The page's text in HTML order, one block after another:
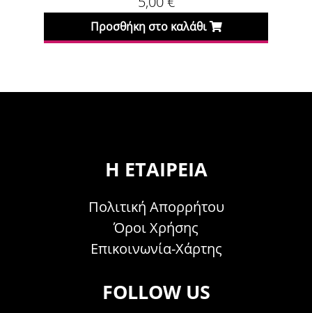
Προσθήκη στο καλάθι
Η ΕΤΑΙΡΕΊΑ
Πολιτική Απορρήτου
Όροι Χρήσης
Επικοινωνία-Χάρτης
FOLLOW US